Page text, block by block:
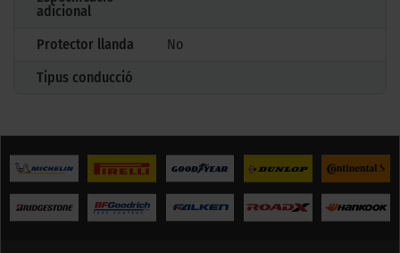
adicional
Protector llanda
No
Tipus conducció